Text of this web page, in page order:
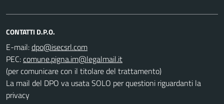
CONTATTI D.P.O.
E-mail:
PEC:
(per comunicare con il titolare del trattamento)
La mail del DPO va usata SOLO per questioni riguardanti la
privacy